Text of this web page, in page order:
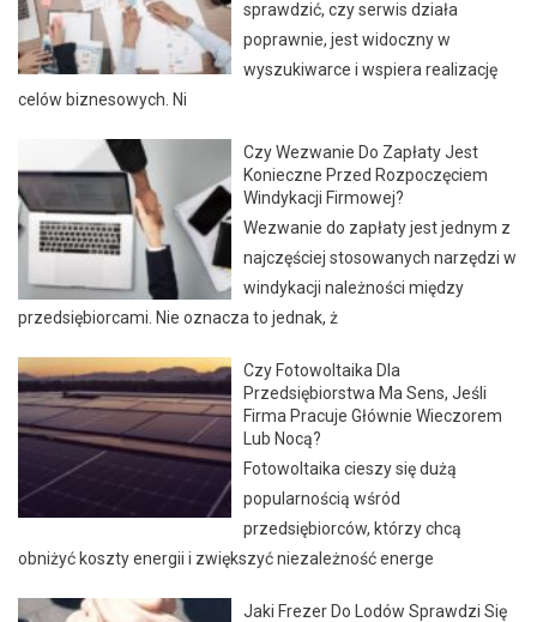
sprawdzić, czy serwis działa
poprawnie, jest widoczny w
wyszukiwarce i wspiera realizację
celów biznesowych. Ni
Czy Wezwanie Do Zapłaty Jest
Konieczne Przed Rozpoczęciem
Windykacji Firmowej?
Wezwanie do zapłaty jest jednym z
najczęściej stosowanych narzędzi w
windykacji należności między
przedsiębiorcami. Nie oznacza to jednak, ż
Czy Fotowoltaika Dla
Przedsiębiorstwa Ma Sens, Jeśli
Firma Pracuje Głównie Wieczorem
Lub Nocą?
Fotowoltaika cieszy się dużą
popularnością wśród
przedsiębiorców, którzy chcą
obniżyć koszty energii i zwiększyć niezależność energe
Jaki Frezer Do Lodów Sprawdzi Się